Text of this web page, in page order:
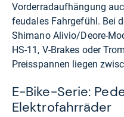
Vorderradaufhängung
feudales Fahrgefühl. Bei
Shimano Alivio/Deore-
HS-11, V-Brakes oder
Preisspannen liegen
E-Bike-Serie:
Elektrofahrräder